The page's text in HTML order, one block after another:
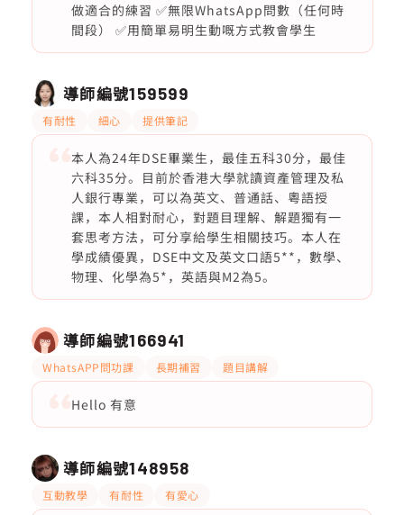
做適合的練習 ✅無限WhatsApp問數（任何時
間段） ✅用簡單易明生動嘅方式教會學生
導師編號159599
有耐性 細心 提供筆記
本人為24年DSE畢業生，最佳五科30分，最佳
六科35分。目前於香港大學就讀資產管理及私
人銀行專業，可以為英文、普通話、粵語授
課，本人相對耐心，對題目理解、解題獨有一
套思考方法，可分享給學生相關技巧。本人在
學成績優異，DSE中文及英文口語5**，數學、
物理、化學為5*，英語與M2為5。
導師編號166941
WhatsAPP問功課 長期補習 題目講解
Hello 有意
導師編號148958
互動教學 有耐性 有愛心